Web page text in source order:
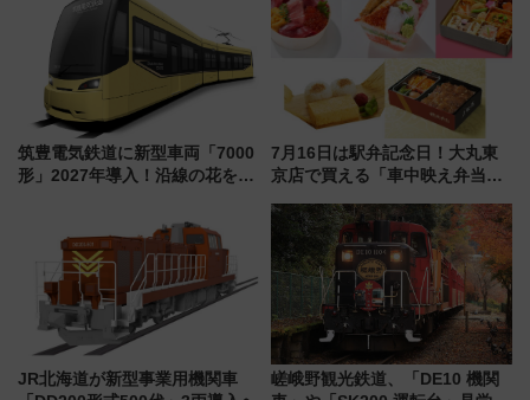
筑豊電気鉄道に新型車両「7000
形」2027年導入！沿線の花をイ
内は落ち着いたゆとりある空間
7月16日は駅弁記念日！大丸東
京店で買える「車中映え弁当」
JR北海道が新型事業用機関車
嵯峨野観光鉄道、「DE10 機関